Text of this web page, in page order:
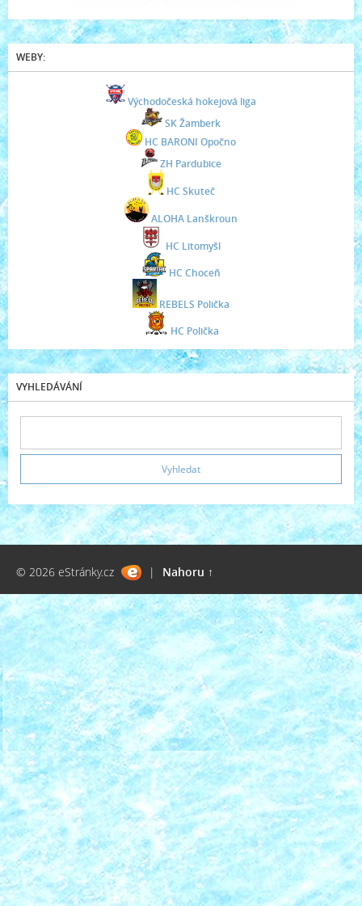
WEBY:
Východočeská hokejová liga
SK Žamberk
HC BARONI Opočno
ZH Pardubice
HC Skuteč
ALOHA Lanškroun
HC Litomyšl
HC Choceň
REBELS Polička
HC Polička
VYHLEDÁVÁNÍ
© 2026 eStránky.cz | Nahoru ↑